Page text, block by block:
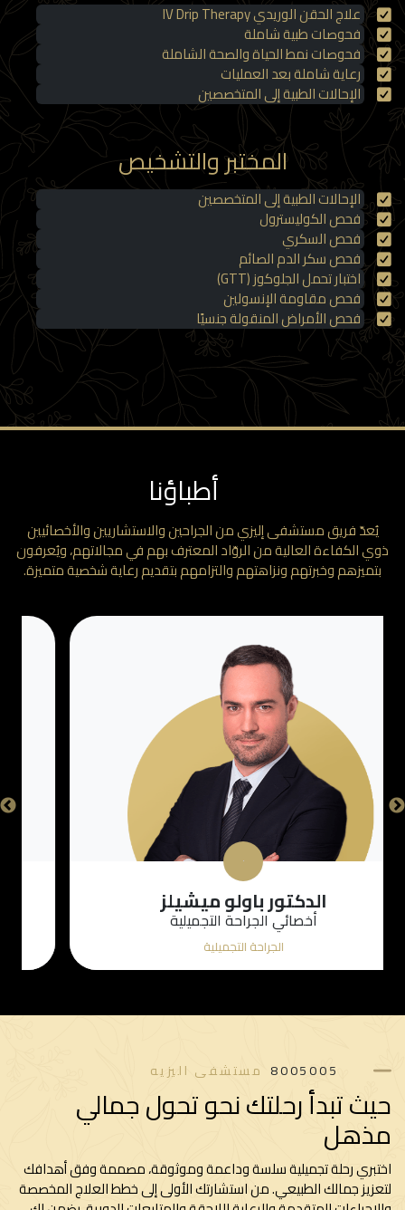
علاج الحقن الوريدي IV Drip Therapy
فحوصات طبية شاملة
فحوصات نمط الحياة والصحة الشاملة
رعاية شاملة بعد العمليات
الإحالات الطبية إلى المتخصصين
المختبر والتشخيص
الإحالات الطبية إلى المتخصصين
فحص الكوليسترول
فحص السكري
فحص سكر الدم الصائم
اختبار تحمل الجلوكوز (GTT)
فحص مقاومة الإنسولين
فحص الأمراض المنقولة جنسيًا
أطباؤنا
يُعدّ فريق مستشفى إليزي من الجراحين والاستشاريين والأخصائيين
الكفاءة العالية من الروّاد المعترف بهم في مجالاتهم، ويُعرفون
وخبرتهم ونزاهتهم والتزامهم بتقديم رعاية شخصية متميزة.
الدكتور عماد دنان
أخصائي الجراحة التجميلية
الجراحة التجميلية
مستشفى اليزيه
تبدأ رحلتك نحو تحول جمالي
رحلة تجميلية سلسة وداعمة وموثوقة، مصممة وفق أهدافك
جمالك الطبيعي. من استشارتك الأولى إلى خطط العلاج المخصصة